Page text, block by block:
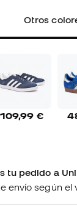
Otros
109,99 €
tu pedido a
envío según el